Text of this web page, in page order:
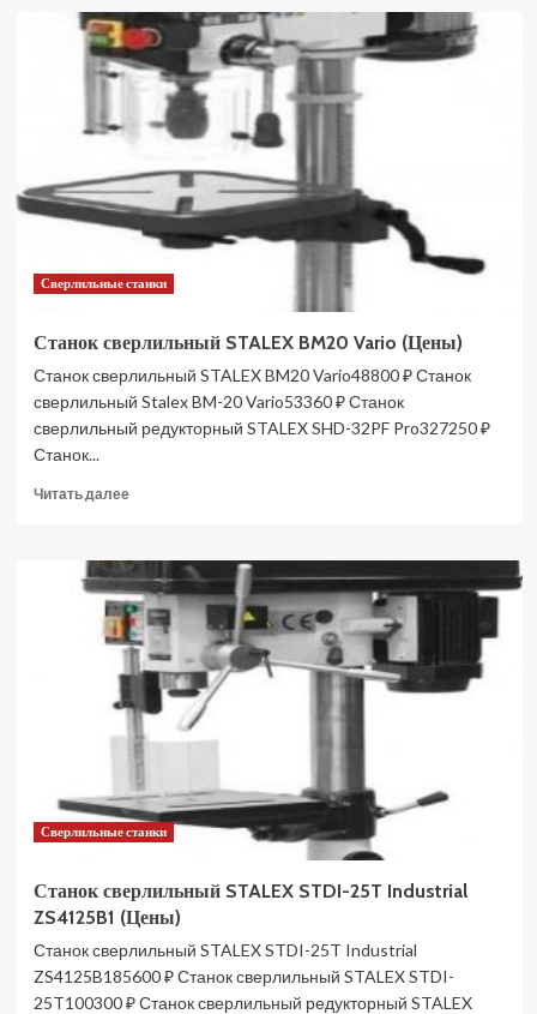
Станок
сверлильный
STALEX
MGB50
(Цены)
Сверлильные станки
Станок сверлильный STALEX BM20 Vario (Цены)
Станок сверлильный STALEX BM20 Vario48800 ₽ Станок
сверлильный Stalex BM-20 Vario53360 ₽ Станок
сверлильный редукторный STALEX SHD-32PF Pro327250 ₽
Станок...
Читать далееПрочитать
Станок
сверлильный
STALEX
BM20
Vario
(Цены)
Сверлильные станки
Станок сверлильный STALEX STDI-25T Industrial
ZS4125B1 (Цены)
Станок сверлильный STALEX STDI-25T Industrial
ZS4125B185600 ₽ Станок сверлильный STALEX STDI-
25T100300 ₽ Станок сверлильный редукторный STALEX